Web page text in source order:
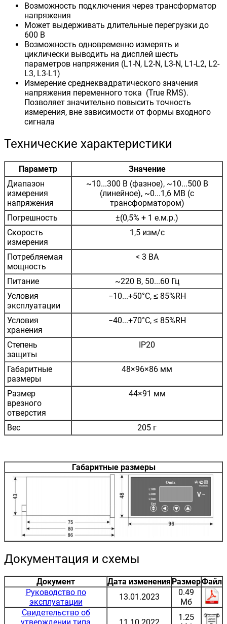
Возможность подключения через трансформатор
напряжения
Может выдерживать длительные перегрузки до
600 В
Возможность одновременно измерять и
циклически выводить на дисплей шесть
параметров напряжения (L1-N, L2-N, L3-N, L1-L2, L2-
L3, L3-L1)
Измерение среднеквадратического значения
напряжения переменного тока (True RMS).
Позволяет значительно повысить точность
измерения, вне зависимости от формы входного
сигнала
Технические характеристики
Параметр
Значение
Диапазон
измерения
напряжения
~10...300 В (фазное), ~10...500 В
(линейное), ~0...1,6 МВ (с
трансформатором)
Погрешность
±(0,5% + 1 е.м.р.)
Скорость
измерения
1,5 изм/с
Потребляемая
мощность
< 3 ВА
Питание
~220 В, 50...60 Гц
Условия
эксплуатации
−10...+50°С, ≤ 85%RH
Условия
хранения
−40...+70°С, ≤ 85%RH
Степень
защиты
IP20
Габаритные
размеры
48×96×86 мм
Размер
врезного
отверстия
44×91 мм
Вес 205 г
Габаритные размеры
Документация и схемы
Документ Дата изменения РазмерФайл
Руководство по
эксплуатации
13.01.2023
0.49
Мб
Свидетельство об
1.25